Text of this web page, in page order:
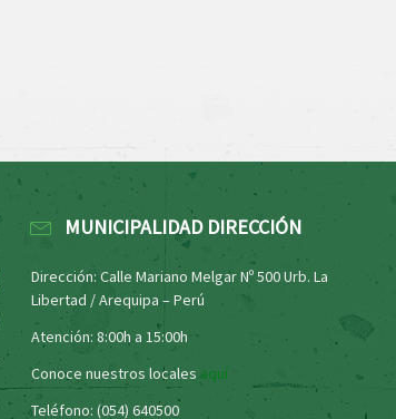
MUNICIPALIDAD DIRECCIÓN
Dirección: Calle Mariano Melgar Nº 500 Urb. La
Libertad / Arequipa – Perú
Atención: 8:00h a 15:00h
Conoce nuestros locales aquí
Teléfono: (054) 640500